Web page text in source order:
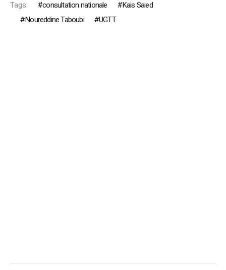
Tags: consultation nationale
Kais Saied
Noureddine Taboubi
UGTT